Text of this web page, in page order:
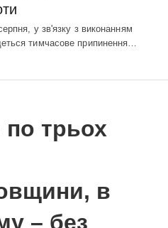
у зв'язку з виконанням
тимчасове припинення…